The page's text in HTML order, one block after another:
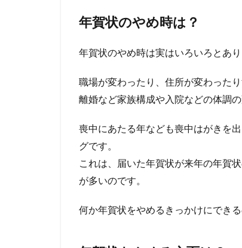
年賀状のやめ時は？
年賀状のやめ時は実はいろいろとあり
職場が変わったり、住所が変わったり
離婚など家族構成や入院などの体調の
喪中にあたる年なども喪中はがきを
グです。
これは、届いた年賀状が来年の年賀
が多いのです。
何か年賀状をやめるきっかけにでき